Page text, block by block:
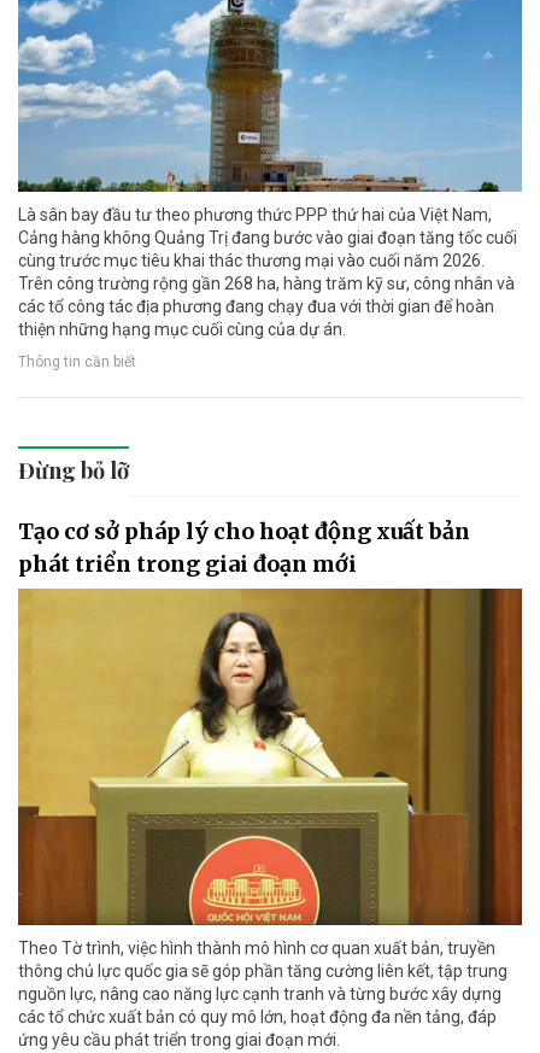
Là sân bay đầu tư theo phương thức PPP thứ hai của Việt Nam,
Cảng hàng không Quảng Trị đang bước vào giai đoạn tăng tốc cuối
cùng trước mục tiêu khai thác thương mại vào cuối năm 2026.
Trên công trường rộng gần 268 ha, hàng trăm kỹ sư, công nhân và
các tổ công tác địa phương đang chạy đua với thời gian để hoàn
thiện những hạng mục cuối cùng của dự án.
Thông tin cần biết
Đừng bỏ lỡ
Tạo cơ sở pháp lý cho hoạt động xuất bản
phát triển trong giai đoạn mới
Theo Tờ trình, việc hình thành mô hình cơ quan xuất bản, truyền
thông chủ lực quốc gia sẽ góp phần tăng cường liên kết, tập trung
nguồn lực, nâng cao năng lực cạnh tranh và từng bước xây dựng
các tổ chức xuất bản có quy mô lớn, hoạt động đa nền tảng, đáp
ứng yêu cầu phát triển trong giai đoạn mới.